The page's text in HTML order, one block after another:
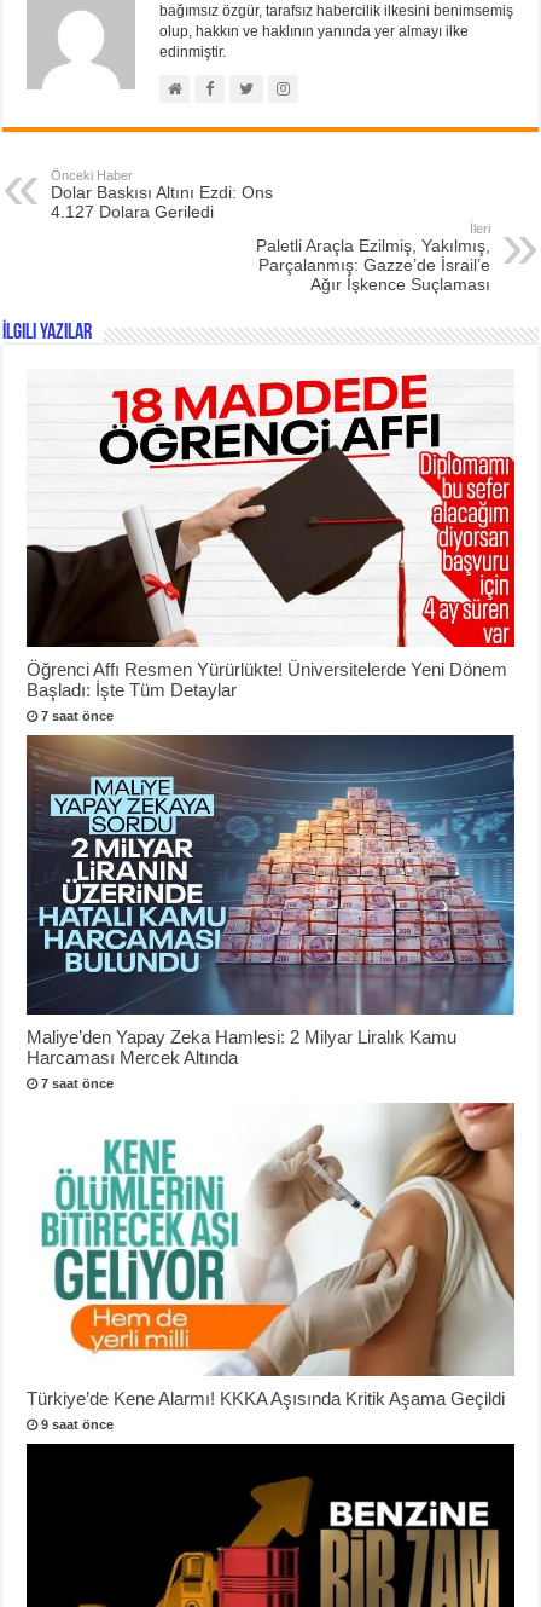
bağımsız özgür, tarafsız habercilik ilkesini benimsemiş
olup, hakkın ve haklının yanında yer almayı ilke
edinmiştir.
Önceki Haber
Dolar Baskısı Altını Ezdi: Ons
4.127 Dolara Geriledi
İleri
Paletli Araçla Ezilmiş, Yakılmış,
Parçalanmış: Gazze’de İsrail’e
Ağır İşkence Suçlaması
İlgili Yazılar
Öğrenci Affı Resmen Yürürlükte! Üniversitelerde Yeni Dönem
Başladı: İşte Tüm Detaylar
7 saat önce
Maliye’den Yapay Zeka Hamlesi: 2 Milyar Liralık Kamu
Harcaması Mercek Altında
7 saat önce
Türkiye’de Kene Alarmı! KKKA Aşısında Kritik Aşama Geçildi
9 saat önce